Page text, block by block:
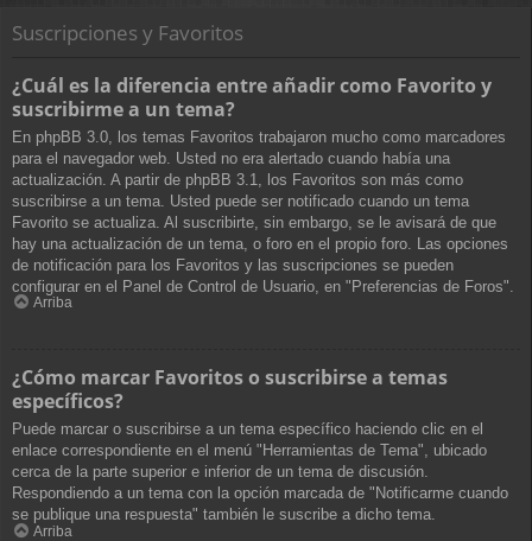
Suscripciones y Favoritos
¿Cuál es la diferencia entre añadir como Favorito y
suscribirme a un tema?
En phpBB 3.0, los temas Favoritos trabajaron mucho como marcadores
para el navegador web. Usted no era alertado cuando había una
actualización. A partir de phpBB 3.1, los Favoritos son más como
suscribirse a un tema. Usted puede ser notificado cuando un tema
Favorito se actualiza. Al suscribirte, sin embargo, se le avisará de que
hay una actualización de un tema, o foro en el propio foro. Las opciones
de notificación para los Favoritos y las suscripciones se pueden
configurar en el Panel de Control de Usuario, en "Preferencias de Foros".
Arriba
¿Cómo marcar Favoritos o suscribirse a temas
específicos?
Puede marcar o suscribirse a un tema específico haciendo clic en el
enlace correspondiente en el menú "Herramientas de Tema", ubicado
cerca de la parte superior e inferior de un tema de discusión.
Respondiendo a un tema con la opción marcada de "Notificarme cuando
se publique una respuesta" también le suscribe a dicho tema.
Arriba